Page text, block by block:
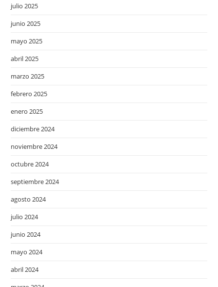
julio 2025
junio 2025
mayo 2025
abril 2025
marzo 2025
febrero 2025
enero 2025
diciembre 2024
noviembre 2024
octubre 2024
septiembre 2024
agosto 2024
julio 2024
junio 2024
mayo 2024
abril 2024